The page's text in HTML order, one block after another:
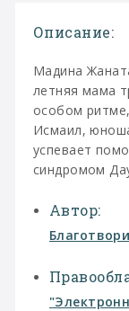
Описание:
Мадина
летняя мама
особом
Исмаил,
успевает
синдромом
Автор: